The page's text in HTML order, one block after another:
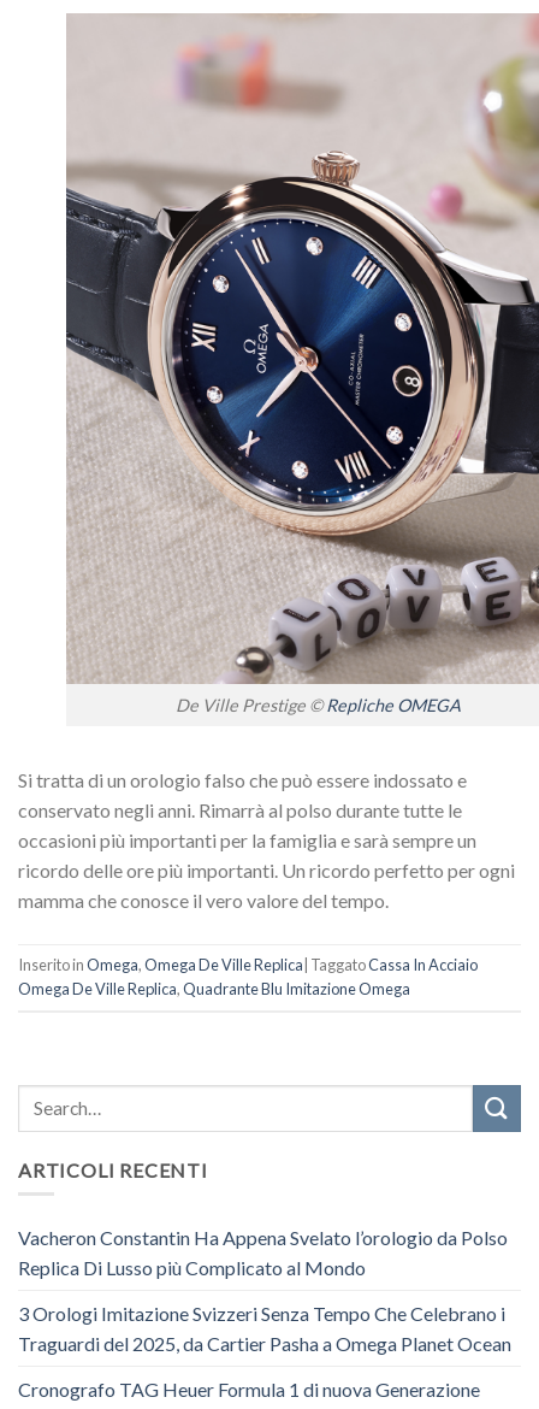
De Ville Prestige ©Repliche OMEGA
Si tratta di un orologio falso che può essere indossato e
conservato negli anni. Rimarrà al polso durante tutte le
occasioni più importanti per la famiglia e sarà sempre un
ricordo delle ore più importanti. Un ricordo perfetto per ogni
mamma che conosce il vero valore del tempo.
Inserito inOmega,Omega De Ville Replica TaggatoCassa In Acciaio
Omega De Ville Replica,Quadrante Blu Imitazione Omega
ARTICOLI RECENTI
Vacheron Constantin Ha Appena Svelato l’orologio da Polso
Replica Di Lusso più Complicato al Mondo
3 Orologi Imitazione Svizzeri Senza Tempo Che Celebrano i
Traguardi del 2025, da Cartier Pasha a Omega Planet Ocean
Cronografo TAG Heuer Formula 1 di nuova Generazione